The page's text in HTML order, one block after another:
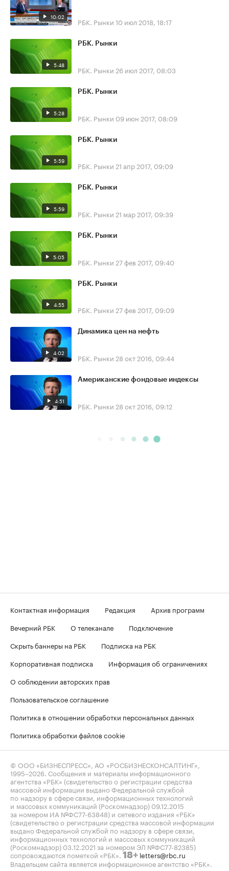
10:02 РБК. Рынки 10 июл 2018, 18:17
5:48
РБК. Рынки
РБК. Рынки 26 июл 2017, 08:03
5:28
РБК. Рынки
РБК. Рынки 09 июн 2017, 08:09
5:59
РБК. Рынки
РБК. Рынки 21 апр 2017, 09:09
5:59
РБК. Рынки
РБК. Рынки 21 мар 2017, 09:39
5:05
РБК. Рынки
РБК. Рынки 27 фев 2017, 09:40
4:55
РБК. Рынки
РБК. Рынки 27 фев 2017, 09:09
4:02
Динамика цен на нефть
РБК. Рынки 28 окт 2016, 09:44
4:51
Американские фондовые индексы
РБК. Рынки 28 окт 2016, 09:12
Контактная информация Редакция
Архив программ
Вечерний РБК
О телеканале
Подключение
Скрыть баннеры на РБК
Подписка на РБК
Корпоративная подписка
Информация об ограничениях
О соблюдении авторских прав
Пользовательское соглашение
Политика в отношении обработки персональных данных
Политика обработки файлов cookie
© ООО «БИЗНЕСПРЕСС», АО «РОСБИЗНЕСКОНСАЛТИНГ»,
1995–2026 . Сообщения и материалы информационного
агентства «РБК» (свидетельство о регистрации средства
массовой информации выдано Федеральной службой
по надзору в сфере связи, информационных технологий
и массовых коммуникаций (Роскомнадзор) 09.12.2015
за номером ИА №ФС77-63848) и сетевого издания «РБК»
(свидетельство о регистрации средства массовой информации
выдано Федеральной службой по надзору в сфере связи,
информационных технологий и массовых коммуникаций
(Роскомнадзор) 03.12.2021 за номером ЭЛ №ФС77-82385)
сопровождаются пометкой «РБК». 18+ letters@rbc.ru
Владельцем сайта является информационное агентство «РБК».